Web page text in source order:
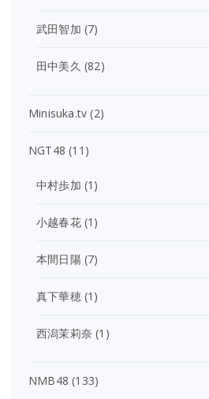
武田智加 (7)
田中美久 (82)
Minisuka.tv (2)
NGT48 (11)
中村歩加 (1)
小越春花(1)
本間日陽(7)
真下華穂(1)
西潟茉莉奈 (1)
NMB48 (133)